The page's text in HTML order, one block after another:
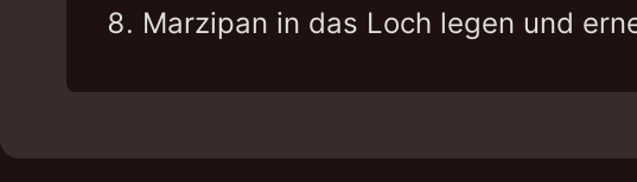
Marzipan in das Loch legen und